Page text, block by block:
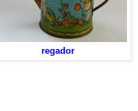
regador